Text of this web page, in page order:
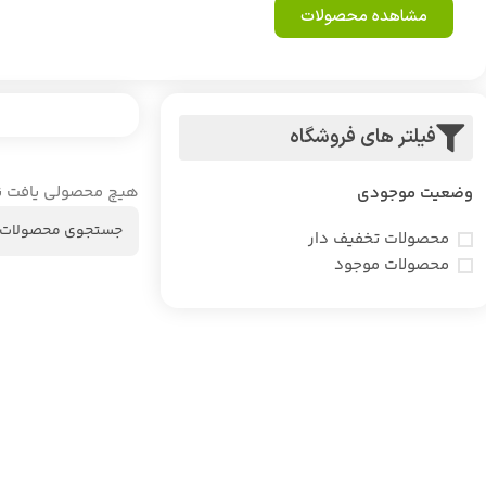
مشاهده محصولات
فیلتر های فروشگاه
وضعیت موجودی
محصولات تخفیف دار
محصولات موجود
هیچ محصولی یافت